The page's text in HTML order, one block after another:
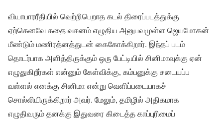
வியாபாரரீதியில் வெற்றிபெறாத கடல் திரைப்படத்துக்கு
ஏற்கெனவே கதை வசனம் எழுதிய அனுபவமுள்ள ஜெயமோகன்
மீண்டும் மணிரத்னத்துடன் கைகோக்கிறார். இந்தப் படம்
தொடர்பாக அளித்திருக்கும் ஒரு பேட்டியில் சினிமாவுக்கு ஏன்
எழுதுகிறீர்கள் என்னும் கேள்விக்கு, கம்பனுக்கு சடையப்ப
வள்ளல் எனக்கு சினிமா என்று வெளிப்படையாகச்
சொல்லியிருக்கிறார் அவர். மேலும், தமிழில் அதிகமாக
எழுதிவரும் தனக்கு இதுவரை கிடைத்த காப்புரிமைப்